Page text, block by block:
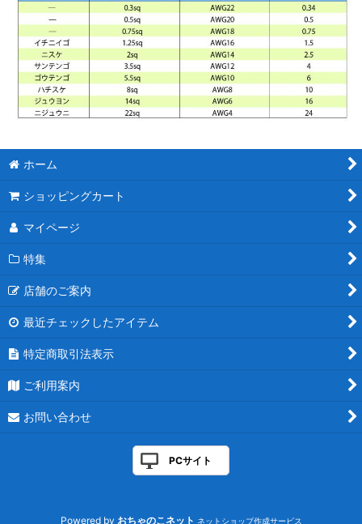
ホーム
ショッピングカート
マイページ
特集
店舗のご案内
最近チェックしたアイテム
特定商取引法表示
ご利用案内
お問い合わせ
PCサイト
Powered by おちゃのこネット ネットショップ作成サービス